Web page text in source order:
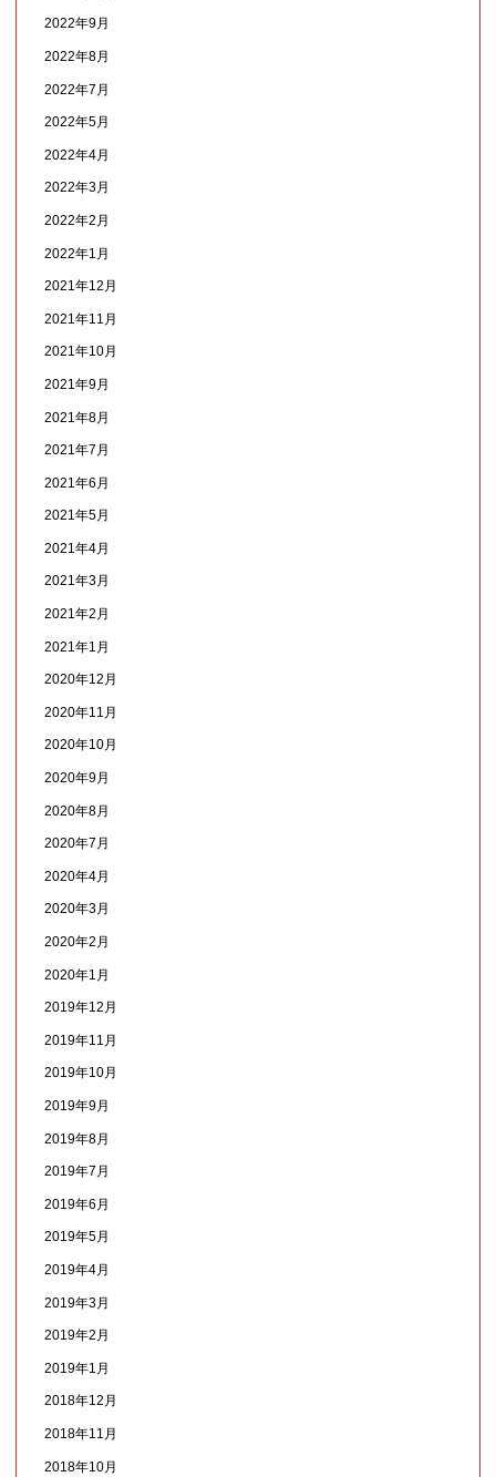
2022年9月
2022年8月
2022年7月
2022年5月
2022年4月
2022年3月
2022年2月
2022年1月
2021年12月
2021年11月
2021年10月
2021年9月
2021年8月
2021年7月
2021年6月
2021年5月
2021年4月
2021年3月
2021年2月
2021年1月
2020年12月
2020年11月
2020年10月
2020年9月
2020年8月
2020年7月
2020年4月
2020年3月
2020年2月
2020年1月
2019年12月
2019年11月
2019年10月
2019年9月
2019年8月
2019年7月
2019年6月
2019年5月
2019年4月
2019年3月
2019年2月
2019年1月
2018年12月
2018年11月
2018年10月